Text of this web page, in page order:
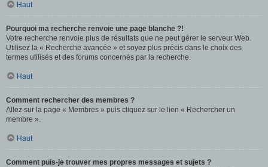
Haut
Pourquoi ma recherche renvoie une page blanche ?!
Votre recherche renvoie plus de résultats que ne peut gérer le serveur Web.
Utilisez la « Recherche avancée » et soyez plus précis dans le choix des
termes utilisés et des forums concernés par la recherche.
Haut
Comment rechercher des membres ?
Allez sur la page « Membres » puis cliquez sur le lien « Rechercher un
membre ».
Haut
Comment puis-je trouver mes propres messages et sujets ?